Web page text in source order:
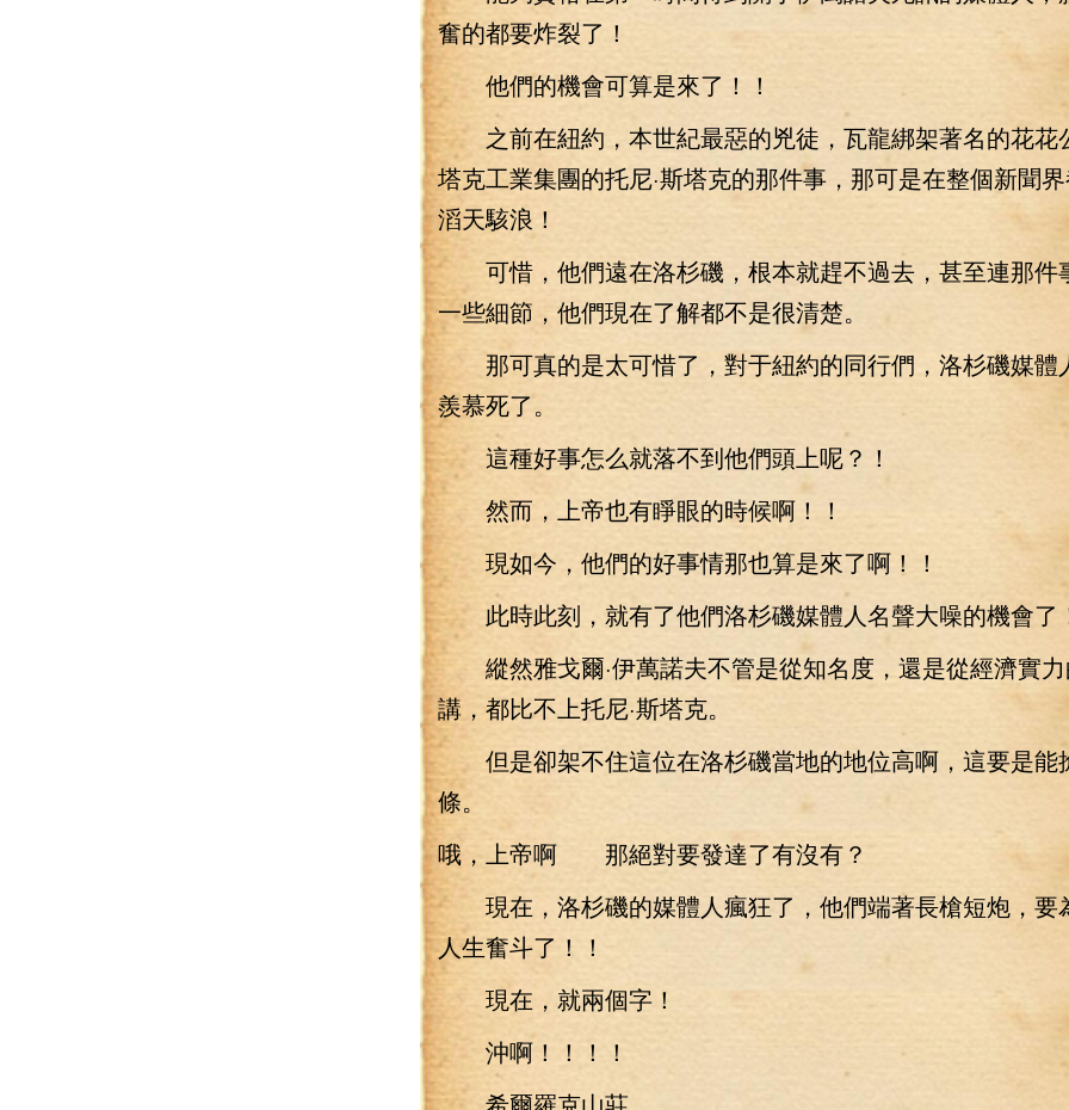
奮的都要炸裂了！
他們的機會可算是來了！！
之前在紐約，本世紀最惡的兇徒，瓦龍綁架著名的花花
塔克工業集團的托尼·斯塔克的那件事，那可是在整個新聞
滔天駭浪！
可惜，他們遠在洛杉磯，根本就趕不過去，甚至連那件
一些細節，他們現在了解都不是很清楚。
那可真的是太可惜了，對于紐約的同行們，洛杉磯媒體
羨慕死了。
這種好事怎么就落不到他們頭上呢？！
然而，上帝也有睜眼的時候啊！！
現如今，他們的好事情那也算是來了啊！！
此時此刻，就有了他們洛杉磯媒體人名聲大噪的機會了
縱然雅戈爾·伊萬諾夫不管是從知名度，還是從經濟實
講，都比不上托尼·斯塔克。
但是卻架不住這位在洛杉磯當地的地位高啊，這要是能
條。
哦，上帝啊 那絕對要發達了有沒有？
現在，洛杉磯的媒體人瘋狂了，他們端著長槍短炮，要
人生奮斗了！！
現在，就兩個字！
沖啊！！！！